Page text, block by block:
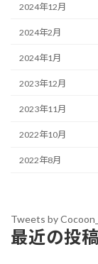
2024年12月
2024年2月
2024年1月
2023年12月
2023年11月
2022年10月
2022年8月
Tweets by
最近の投稿